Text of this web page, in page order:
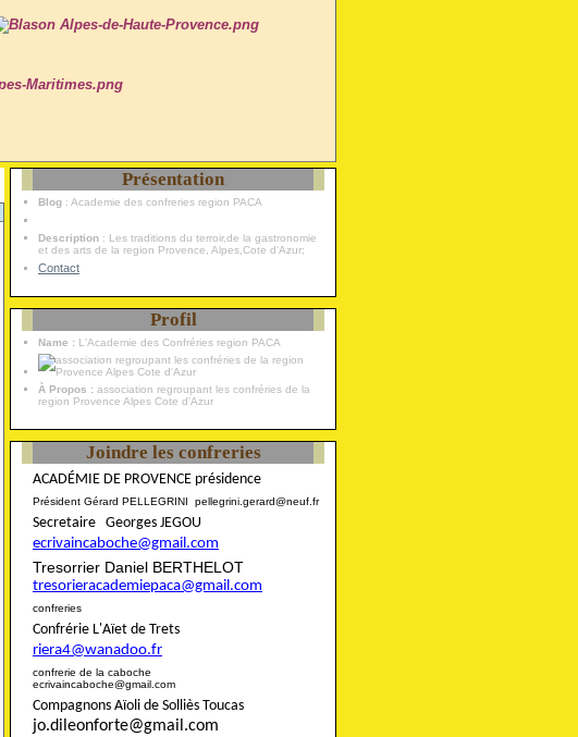
Présentation
Blog : Academie des confreries region PACA
Description : Les traditions du terroir,de la gastronomie
et des arts de la region Provence, Alpes,Cote d'Azur;
Contact
Profil
Name : L'Academie des Confréries region PACA
À Propos : association regroupant les confréries de la
region Provence Alpes Cote d'Azur
Joindre les confreries
ACADÉMIE DE PROVENCE présidence
Président Gérard PELLEGRINI pellegrini.gerard@neuf.fr
Secretaire Georges JEGOU
ecrivaincaboche@gmail.com
Tresorrier Daniel BERTHELOT
tresorieracademiepaca@gmail.com
confreries
Confrérie L'Aïet de Trets
riera4@wanadoo.fr
confrerie de la caboche
ecrivaincaboche@gmail.com
Compagnons Aïoli de Solliès Toucas
jo.dileonforte@gmail.com